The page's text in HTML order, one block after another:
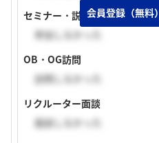
セミナー・説明会の参加
参加しなかった
OB・OG訪問
訪問しなかった
リクルーター面談
面談しなかった
会員登録（無料